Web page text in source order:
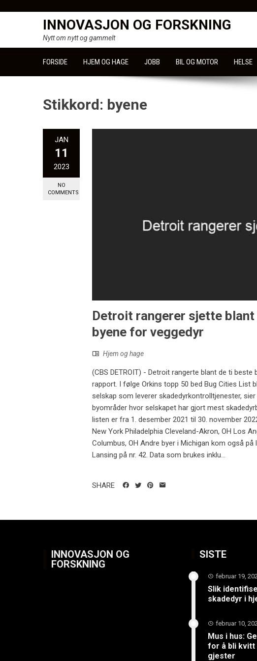
INNOVASJON OG FORSKNING
Nytt om nytt og gammelt
FORSIDE HJEM OG HAGE JOBB BIL OG MOTOR HELSE
Stikkord: byene
JAN
11
2023
NO
COMMENTS
Detroit rangerer sjette
byene for veggedyr
Hjem og hage
(CBS DETROIT) - Detroit rangerte blant de ti
rapport. I følge Orkins topp 50 bed Bug Cities List
selskap som leverer skadedyrkontrolltjenester,
byområder hvor selskapet har gjort mest
listen er fra 1. desember 2021 til 30. november
New York Philadelphia Cleveland-Akron, OH Los
Columbus, OH Andre byer i Michigan kom også på
Lansing på nr. 42. Data som brukes inklu...
SHARE
INNOVASJON OG
FORSKNING
SISTE
februar 19,
Slik
skadedyr i
februar 10,
Mus i hus:
for å bli kvitt
gjester